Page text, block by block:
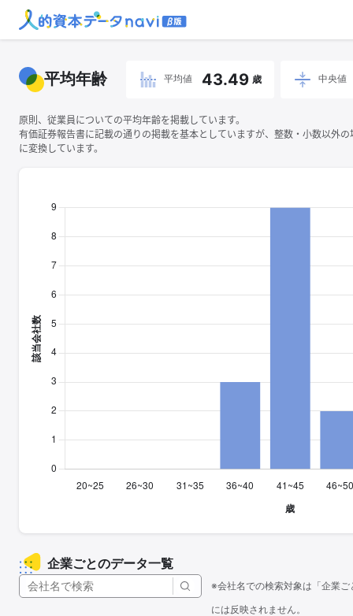
平均年齢 平均値 43.49 歳 中央値
原則、従業員についての平均年齢を掲載しています。
有価証券報告書に記載の通りの掲載を基本としていますが、整数・小数以外
に変換しています。
企業ごとのデータ一覧
※会社名での検索対象は「企業
には反映されません。